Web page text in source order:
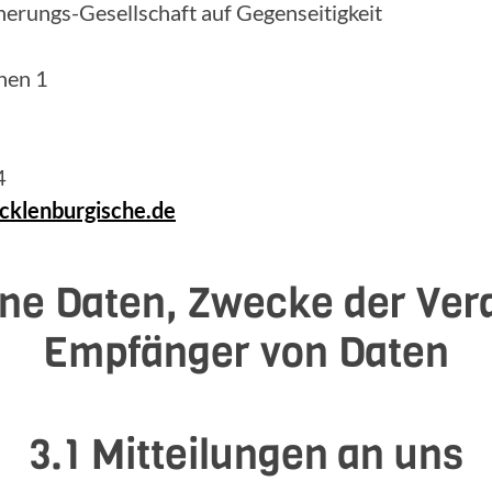
Gesellschaft auf Gegenseitigkeit
1
Daten, Zwecke der
Empfänger von Daten
3.1 Mitteilungen an uns